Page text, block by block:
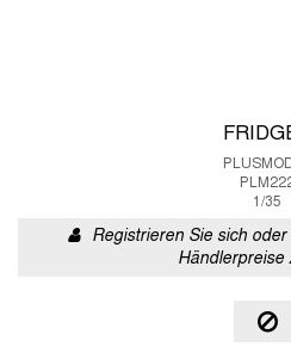
1/35
Registrieren Sie sich
Händlerpreise